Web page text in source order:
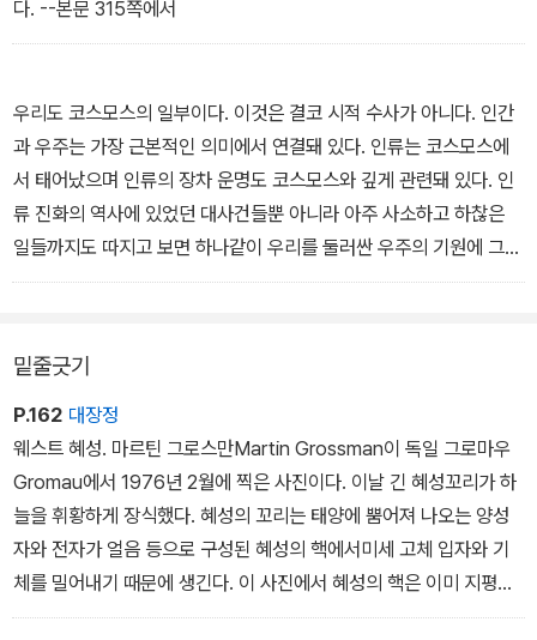
책은 은하계 및 태양계의 모습과 별들의 삶과 죽음을 설명하는데 그
치지 않고, 그러한 사실들을 밝혀낸 과학자들의 노력, 즉 별자리와 천
문학과 우주탐험과 외계와의 교신 연구 등을 소개한다. 또한 우리 우
6억이 넘는 시청자를 끌어모은 텔레비전 교양 프로그램을 바탕으로
발전을 거두었다. 과학자들은 토성의 위성에 탐사로봇을 착륙시키는
가 하면 태양계 밖으로도 탐험위성을 내보냈다.
그런데도 아직 이 책이 독자들을 끄는 것은, <코스모스>가 그 모든
놀라운 일들을 예상하고 그 아름다움과 매력을 가장 잘 설명한 최초
다. --본문 315쪽에서
우리도 코스모스의 일부이다. 이것은 결코 시적 수사가 아니다. 인간
과 우주는 가장 근본적인 의미에서 연결돼 있다. 인류는 코스모스에
서 태어났으며 인류의 장차 운명도 코스모스와 깊게 관련돼 있다. 인
류 진화의 역사에 있었던 대사건들뿐 아니라 아주 사소하고 하찮은
일들까지도 따지고 보면 하나같이 우리를 둘러싼 우주의 기원에 그
뿌리가 닿아 있다. 독자들은 이 책에서 우주적 관점에서 본 인간의 본
밑줄긋기
P.162 대장정
웨스트 혜성. 마르틴 그로스만Martin Grossman이 독일 그로마우
Gromau에서 1976년 2월에 찍은 사진이다. 이날 긴 혜성꼬리가 하
늘을 휘황하게 장식했다. 혜성의 꼬리는 태양에 뿜어져 나오는 양성
자와 전자가 얼음 등으로 구성된 혜성의 핵에서미세 고체 입자와 기
체를 밀어내기 때문에 생긴다. 이 사진에서 혜성의 핵은 이미 지평선
을 넘어갔지만 꼬리는 여전히 하늘에 있다.